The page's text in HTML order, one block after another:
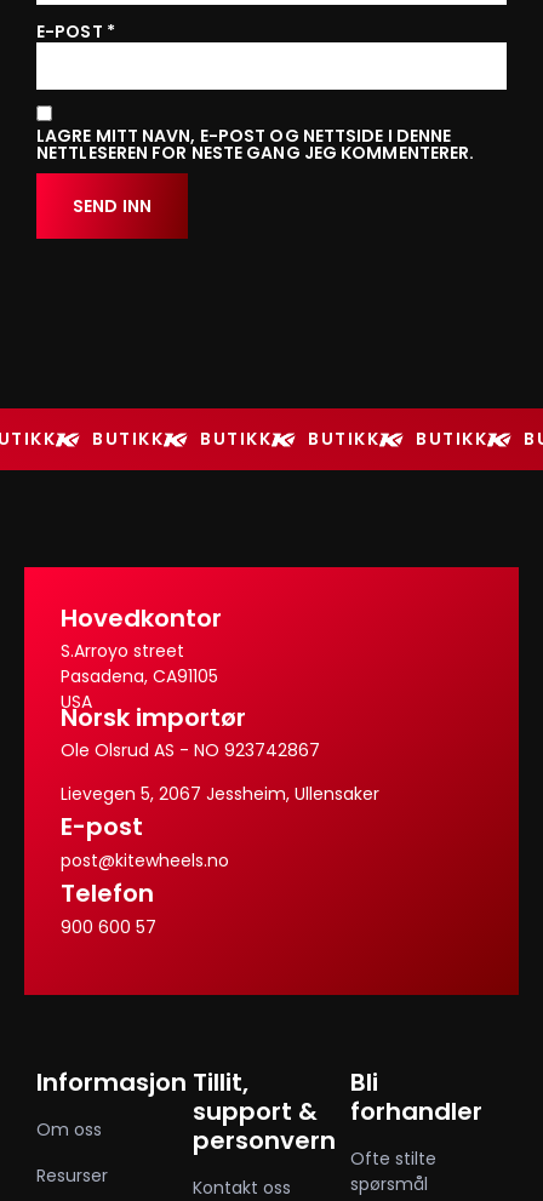
E-POST *
LAGRE MITT NAVN, E-POST OG NETTSIDE I DENNE
NETTLESEREN FOR NESTE GANG JEG KOMMENTERER.
BUTIKK BUTIKK BUTIKK BUTIKK
Hovedkontor
S.Arroyo street
Pasadena, CA91105
USA
Norsk importør
Ole Olsrud AS - NO 923742867
Lievegen 5, 2067 Jessheim, Ullensaker
E-post
post@kitewheels.no
Telefon
900 600 57
Informasjon
Om oss
Resurser
Tillit,
support &
personvern
Kontakt oss
Bli
forhandler
Ofte stilte
spørsmål